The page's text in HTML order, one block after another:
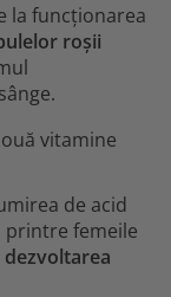
la funcționarea
roșii
vitamine
de acid
printre femeile
dezvoltarea